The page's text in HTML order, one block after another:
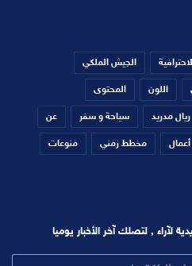
الجيش الملكي
اللون المحتوى
ريال مدريد سياحة و سفر عن
مخطط زمني منوعات
لآراء , لتصلك آخر الأخبار يوميا